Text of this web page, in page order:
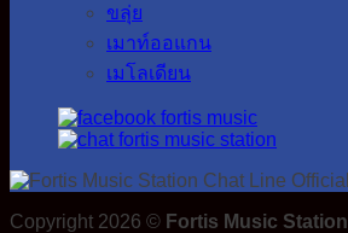
ขลุ่ย
เมาท์ออแกน
เมโลเดียน
Copyright 2026 © Fortis Music Station